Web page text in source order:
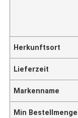
Herkunftsort
Lieferzeit
Markenname
Min Bestellmenge